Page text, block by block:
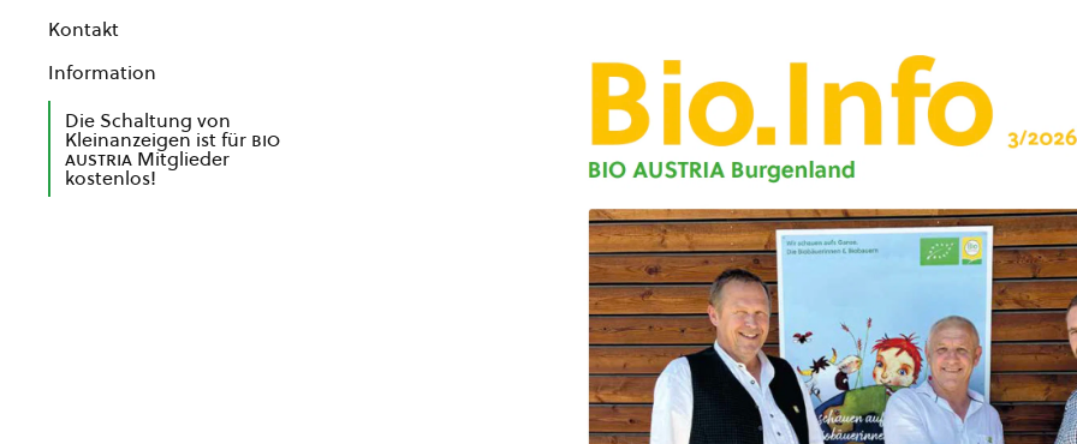
Kontakt
Information
Die Schaltung von
Kleinanzeigen ist für bio
austria Mitglieder
kostenlos!